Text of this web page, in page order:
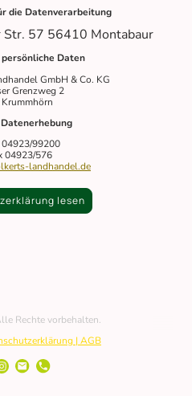
die Datenverarbeitung
Str. 57 56410 Montabaur
Daten
GmbH & Co. KG
Grenzweg 2
04923/99200
04923/576
landhandel.de
lesen
Rechte vorbehalten.
| AGB